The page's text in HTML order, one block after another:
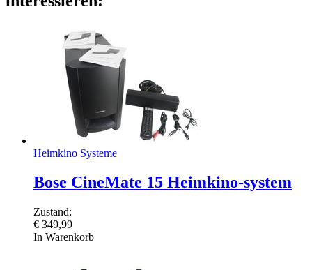
Heimkino Systeme
Bose CineMate 15 Heimkino-system
Zustand:
€ 349,99
In Warenkorb